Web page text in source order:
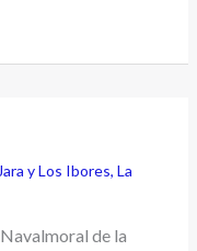
y Los Ibores,La
de la